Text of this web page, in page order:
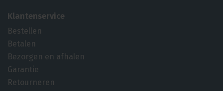
Klantenservice
Bestellen
Betalen
Bezorgen en afhalen
Garantie
Retourneren